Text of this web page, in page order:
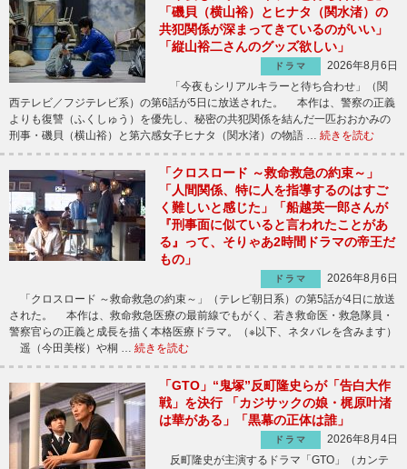
「磯貝（横山裕）とヒナタ（関水渚）の
共犯関係が深まってきているのがいい」
「縦山裕二さんのグッズ欲しい」
ドラマ
2026年8月6日
「今夜もシリアルキラーと待ち合わせ」（関
西テレビ／フジテレビ系）の第6話が5日に放送された。 本作は、警察の正義
よりも復讐（ふくしゅう）を優先し、秘密の共犯関係を結んだ一匹おおかみの
刑事・磯貝（横山裕）と第六感女子ヒナタ（関水渚）の物語 … 続きを読む
「クロスロード ～救命救急の約束～」
「人間関係、特に人を指導するのはすご
く難しいと感じた」「船越英一郎さんが
『刑事面に似ていると言われたことがあ
る』って、そりゃあ2時間ドラマの帝王だ
もの」
ドラマ
2026年8月6日
「クロスロード ～救命救急の約束～」（テレビ朝日系）の第5話が4日に放送
された。 本作は、救命救急医療の最前線でもがく、若き救命医・救急隊員・
警察官らの正義と成長を描く本格医療ドラマ。（※以下、ネタバレを含みます）
遥（今田美桜）や桐 … 続きを読む
「GTO」“鬼塚”反町隆史らが「告白大作
戦」を決行 「カジサックの娘・梶原叶渚
は華がある」「黒幕の正体は誰」
ドラマ
2026年8月4日
反町隆史が主演するドラマ「GTO」（カンテ